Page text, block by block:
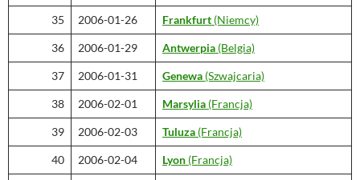
35 2006-01-26 Frankfurt (Niemcy)
36 2006-01-29 Antwerpia (Belgia)
37 2006-01-31 Genewa (Szwajcaria)
38 2006-02-01 Marsylia (Francja)
39 2006-02-03 Tuluza (Francja)
40 2006-02-04 Lyon (Francja)